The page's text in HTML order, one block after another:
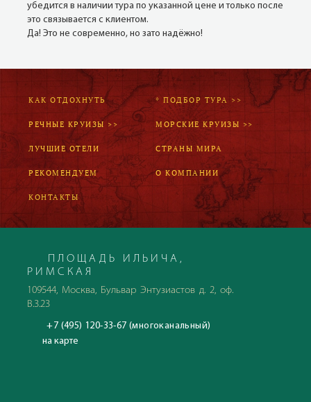
убедится в наличии тура по указанной цене и только после
это связывается с клиентом.
Да! Это не современно, но зато надёжно!
КАК ОТДОХНУТЬ * ПОДБОР ТУРА >>
РЕЧНЫЕ КРУИЗЫ >> МОРСКИЕ КРУИЗЫ >>
ЛУЧШИЕ ОТЕЛИ СТРАНЫ МИРА
РЕКОМЕНДУЕМ О КОМПАНИИ
КОНТАКТЫ
ПЛОЩАДЬ ИЛЬИЧА,
РИМСКАЯ
109544, Москва, Бульвар Энтузиастов д. 2, оф.
В.3.23
+7 (495) 120-33-67 (многоканальный)
на карте